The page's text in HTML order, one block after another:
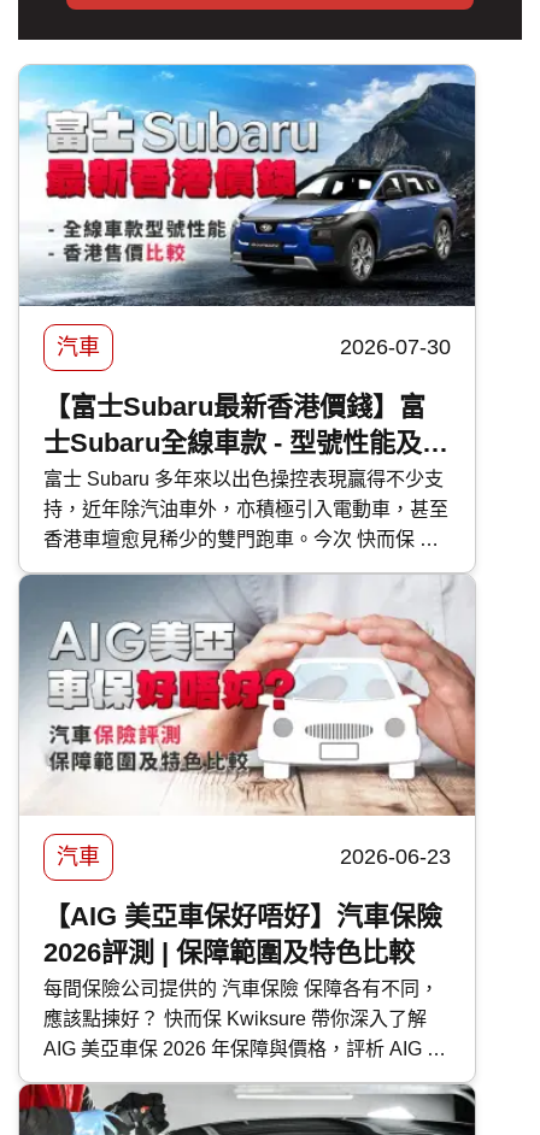
汽車 2026-07-30
【富士Subaru最新香港價錢】富
士Subaru全線車款 - 型號性能及香
港售價比較
富士 Subaru 多年來以出色操控表現贏得不少支
持，近年除汽油車外，亦積極引入電動車，甚至
香港車壇愈見稀少的雙門跑車。今次 快而保 便
為大家逐一剖析富士 Subaru 各車型的特點。
汽車 2026-06-23
【AIG 美亞車保好唔好】汽車保險
2026評測 | 保障範圍及特色比較
每間保險公司提供的 汽車保險 保障各有不同，
應該點揀好？ 快而保 Kwiksure 帶你深入了解
AIG 美亞車保 2026 年保障與價格，評析 AIG 美
亞 汽車保險 優缺點，助你選擇最適合的車保方
案。